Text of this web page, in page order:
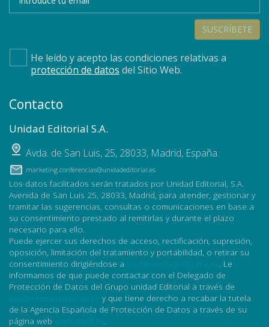
SUSCRÍBETE
He leído y acepto las condiciones relativas a
protección de datos del Sitio Web.
Contacto
Unidad Editorial S.A.
Avda. de San Luis, 25, 28033, Madrid, España
marketing.conferencias@unidadeditorial.es
Los datos facilitados serán tratados por Unidad Editorial, S.A.
Avenida de San Luis 25, 28033, Madrid, para atender, gestionar y
tramitar las sugerencias, consultas o comunicaciones en base a
su consentimiento prestado al remitirlas y durante el plazo
necesario para ello.
Puede ejercer sus derechos de acceso, rectificación, supresión,
oposición, limitación del tratamiento y portabilidad, o retirar su
consentimiento dirigiéndose a
. Le
informamos de que puede contactar con el Delegado de
Protección de Datos del Grupo unidad Editorial a través de
y que tiene derecho a recabar la tutela
de la Agencia Española de Protección de Datos a través de su
página web
.